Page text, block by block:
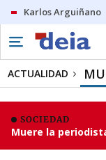
Karlos Arguiñano
ACTUALIDAD
SOCIEDAD
Muere la